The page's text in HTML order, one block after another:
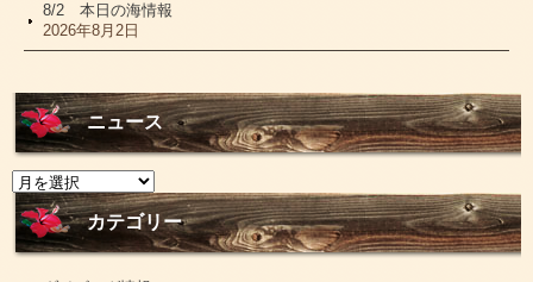
8/2 本日の海情報
2026年8月2日
ニュース
ニ
ュ
ー
カテゴリー